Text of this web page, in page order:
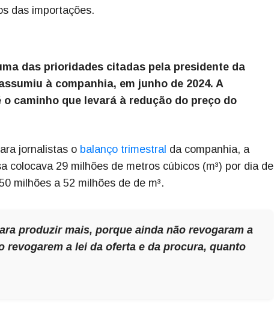
das importações.
das prioridades citadas pela presidente da
à companhia, em junho de 2024. A
caminho que levará à redução do preço do
jornalistas o balanço trimestral da companhia, a
colocava 29 milhões de metros cúbicos (m³) por dia de
milhões a 52 milhões de de m³.
produzir mais, porque ainda não revogaram a
revogarem a lei da oferta e da procura, quanto